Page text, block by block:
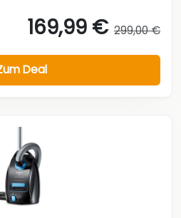
169,99 € 299,00 €
Deal